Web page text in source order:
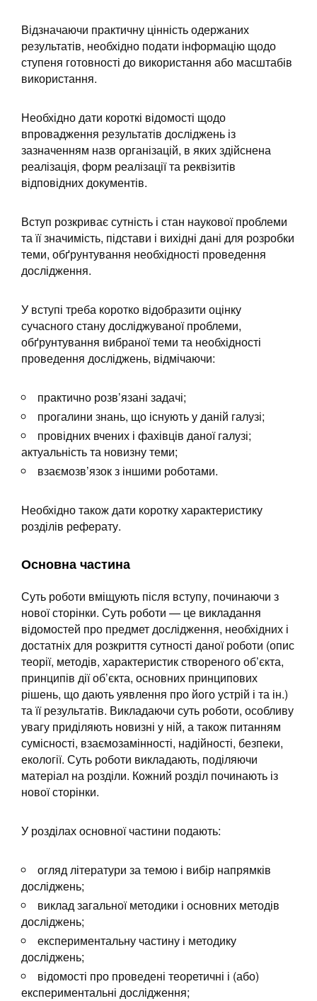
Відзначаючи практичну цінність одержаних
результатів, необхідно подати інформацію щодо
ступеня готовності до використання або масштабів
використання.
Необхідно дати короткі відомості щодо
впровадження результатів досліджень із
зазначенням назв організацій, в яких здійснена
реалізація, форм реалізації та реквізитів
відповідних документів.
Вступ розкриває сутність і стан наукової проблеми
та її значимість, підстави і вихідні дані для розробки
теми, обґрунтування необхідності проведення
дослідження.
У вступі треба коротко відобразити оцінку
сучасного стану досліджуваної проблеми,
обґрунтування вибраної теми та необхідності
проведення досліджень, відмічаючи:
практично розв’язані задачі;
прогалини знань, що існують у даній галузі;
провідних вчених і фахівців даної галузі;
актуальність та новизну теми;
взаємозв’язок з іншими роботами.
Необхідно також дати коротку характеристику
розділів реферату.
Основна частина
Суть роботи вміщують після вступу, починаючи з
нової сторінки. Суть роботи — це викладання
відомостей про предмет дослідження, необхідних і
достатніх для розкриття сутності даної роботи (опис
теорії, методів, характеристик створеного об’єкта,
принципів дії об’єкта, основних принципових
рішень, що дають уявлення про його устрій і та ін.)
та її результатів. Викладаючи суть роботи, особливу
увагу приділяють новизні у ній, а також питанням
сумісності, взаємозамінності, надійності, безпеки,
екології. Суть роботи викладають, поділяючи
матеріал на розділи. Кожний розділ починають із
нової сторінки.
У розділах основної частини подають:
огляд літератури за темою і вибір напрямків
досліджень;
виклад загальної методики і основних методів
досліджень;
експериментальну частину і методику
досліджень;
відомості про проведені теоретичні і (або)
експериментальні дослідження;